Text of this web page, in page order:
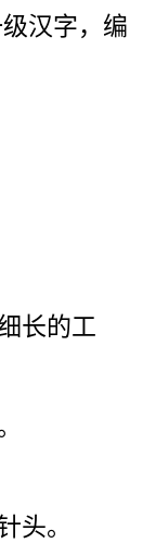
汉字，编
长的工
头。